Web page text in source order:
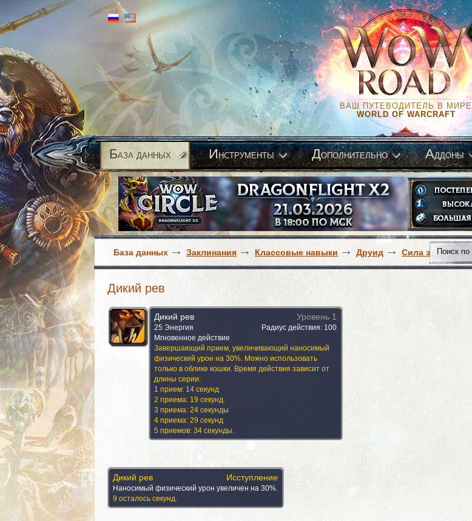
ВАШ ПУТЕВОДИТЕЛЬ В МИРЕ
WORLD OF WARCRAFT
База данных Инструменты Дополнительно Аддоны
База данных Заклинания Классовые навыки Друид Сила зверя
Дикий рев
Дикий рев Уровень 1
25 Энергия
Радиус действия: 100
Мгновенное действие
Завершающий прием, увеличивающий наносимый
физический урон на 30%. Можно использовать
только в облике кошки. Время действия зависит от
длины серии:
1 прием: 14 секунд
2 приема: 19 секунд.
3 приема: 24 секунды
4 приема: 29 секунд
5 приемов: 34 секунды.
Дикий рев
Исступление
Наносимый физический урон увеличен на 30%.
9 осталось секунд.